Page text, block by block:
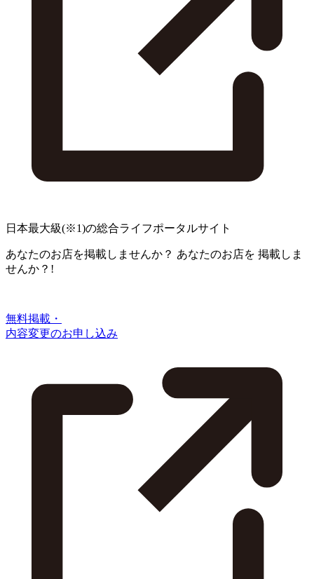
日本最大級(※1)の総合ライフポータルサイト
あなたのお店を掲載しませんか？ あなたのお店を 掲載しま
せんか？!
無料掲載・
内容変更のお申し込み